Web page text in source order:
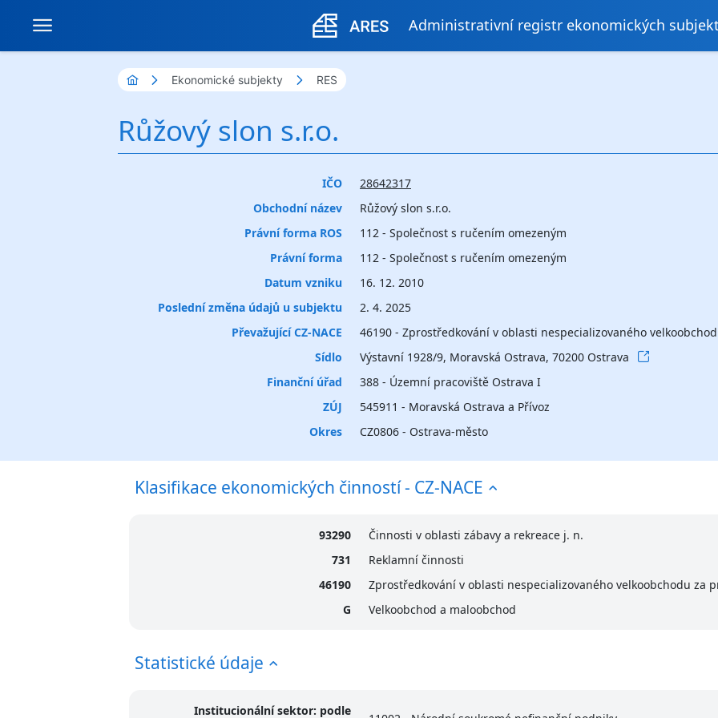
Administrativní registr ekonomických
Ekonomické subjekty RES
Růžový slon s.r.o.
IČO
28642317
Obchodní název
Růžový slon s.r.o.
Právní forma ROS
112 - Společnost s ručením omezeným
Právní forma
112 - Společnost s ručením omezeným
Datum vzniku
16. 12. 2010
Poslední změna údajů u subjektu
2. 4. 2025
Převažující CZ-NACE
46190 - Zprostředkování v oblasti nespecializovaného
Sídlo
Výstavní 1928/9, Moravská Ostrava, 70200 Ostrava
Finanční úřad
388 - Územní pracoviště Ostrava I
ZÚJ
545911 - Moravská Ostrava a Přívoz
Okres
CZ0806 - Ostrava-město
Klasifikace ekonomických činností - CZ-NACE
93290
Činnosti v oblasti zábavy a rekreace j. n.
731
Reklamní činnosti
46190
Zprostředkování v oblasti nespecializovaného velkoobchodu za
G
Velkoobchod a maloobchod
Statistické údaje
Institucionální sektor: podle